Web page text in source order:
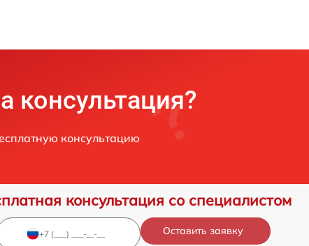
консультация?
консультацию
консультация со специалистом
Оставить заявку